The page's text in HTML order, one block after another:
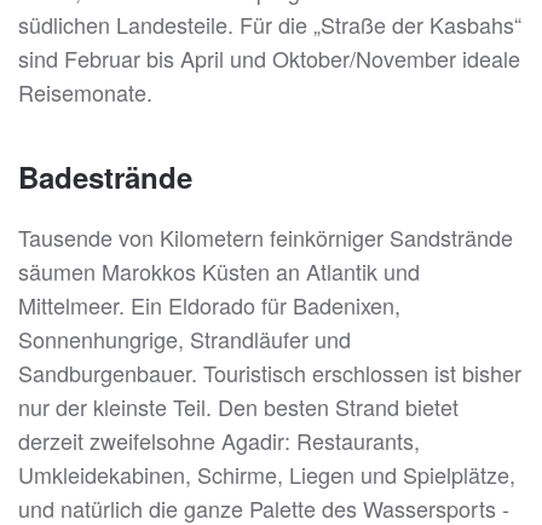
südlichen Landesteile. Für die „Straße der Kasbahs“
sind Februar bis April und Oktober/November ideale
Reisemonate.
Badestrände
Tausende von Kilometern feinkörniger Sandstrände
säumen Marokkos Küsten an Atlantik und
Mittelmeer. Ein Eldorado für Badenixen,
Sonnenhungrige, Strandläufer und
Sandburgenbauer. Touristisch erschlossen ist bisher
nur der kleinste Teil. Den besten Strand bietet
derzeit zweifelsohne Agadir: Restaurants,
Umkleidekabinen, Schirme, Liegen und Spielplätze,
und natürlich die ganze Palette des Wassersports -